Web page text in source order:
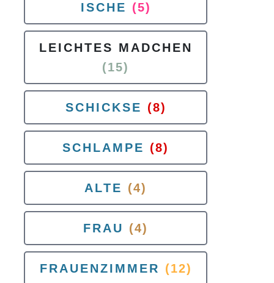
ISCHE (5)
LEICHTES MADCHEN
(15)
SCHICKSE (8)
SCHLAMPE (8)
ALTE (4)
FRAU (4)
FRAUENZIMMER (12)